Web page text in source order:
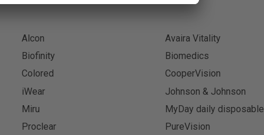
Alcon
Avaira Vitality
Biofinity
Biomedics
Colored
CooperVision
iWear
Johnson & Johnson
Miru
MyDay daily disposable
Proclear
PureVision